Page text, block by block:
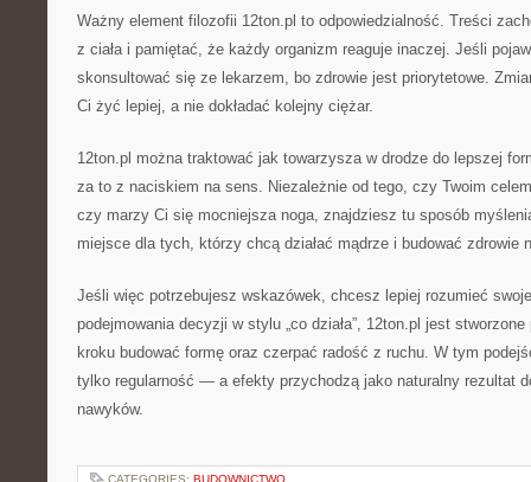
Ważny element filozofii 12ton.pl to odpowiedzialność. Treści
z ciała i pamiętać, że każdy organizm reaguje inaczej. Jeśli
skonsultować się ze lekarzem, bo zdrowie jest priorytetowe.
Ci żyć lepiej, a nie dokładać kolejny ciężar.
12ton.pl można traktować jak towarzysza w drodze do lepszej
za to z naciskiem na sens. Niezależnie od tego, czy Twoim
czy marzy Ci się mocniejsza noga, znajdziesz tu sposób
miejsce dla tych, którzy chcą działać mądrze i budować zdrowie
Jeśli więc potrzebujesz wskazówek, chcesz lepiej rozumieć
podejmowania decyzji w stylu „co działa”, 12ton.pl jest
kroku budować formę oraz czerpać radość z ruchu. W tym
tylko regularność — a efekty przychodzą jako naturalny rezultat
nawyków.
CATEGORIES: BUDOWNICTWO